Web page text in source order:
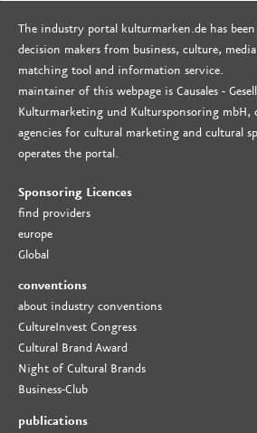
The industry portal kulturmarken.de has
decision makers from business, culture,
matching tool and information service.
maintainer of this webpage is Causales -
Kulturmarketing und Kultursponsoring mbH,
agencies for cultural marketing and cultural
operates the portal.
Sponsoring Licences
find providers
europe
Global
conventions
about industry conventions
CultureInvest Congress
Cultural Brand Award
Night of Cultural Brands
Business-Club
publications